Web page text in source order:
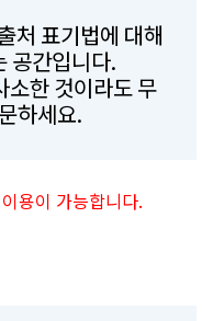
처 표기법에 대해
공간입니다.
소한 것이라도 무
하세요.
용이 가능합니다.